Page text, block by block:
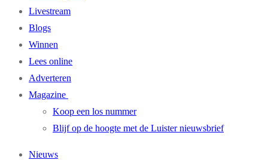
Livestream
Blogs
Winnen
Lees online
Adverteren
Magazine
Koop een los nummer
Blijf op de hoogte met de Luister nieuwsbrief
Nieuws